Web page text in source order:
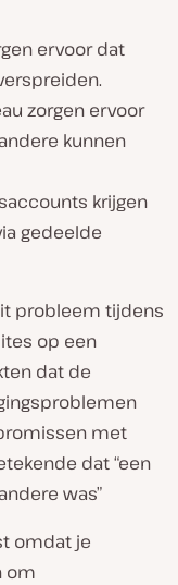
ervoor dat
zorgen ervoor
kunnen
krijgen
gedeelde
probleem tijdens
op een
dat de
met
dat “een
was”
omdat je
om